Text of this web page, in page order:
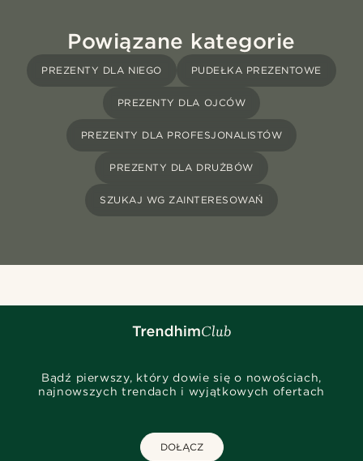
Powiązane kategorie
PREZENTY DLA NIEGO PUDEŁKA PREZENTOWE
PREZENTY DLA OJCÓW
PREZENTY DLA PROFESJONALISTÓW
PREZENTY DLA DRUŻBÓW
SZUKAJ WG ZAINTERESOWAŃ
Bądź pierwszy, który dowie się o nowościach,
najnowszych trendach i wyjątkowych ofertach
DOŁĄCZ